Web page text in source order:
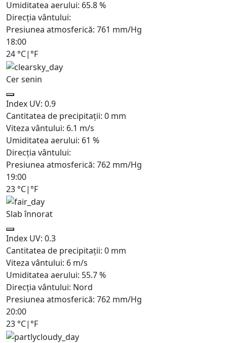
Umiditatea aerului: 65.8%
Direcția vântului:
Presiunea atmosferică: 761 mm/Hg
18:00
24 °C| °F
Cer senin
Index UV: 0.9
Cantitatea de precipitații: 0 mm
Viteza vântului: 6.1 m/s
Umiditatea aerului: 61 %
Direcția vântului:
Presiunea atmosferică: 762 mm/Hg
19:00
23 °C| °F
Slab înnorat
Index UV: 0.3
Cantitatea de precipitații: 0 mm
Viteza vântului: 6 m/s
Umiditatea aerului: 55.7%
Direcția vântului: Nord
Presiunea atmosferică: 762 mm/Hg
20:00
23 °C| °F